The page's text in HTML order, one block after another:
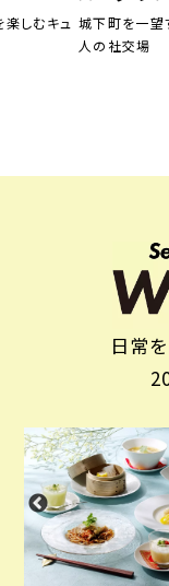
レ
宴
キュ 城下町を一望する
人の社交場
日常